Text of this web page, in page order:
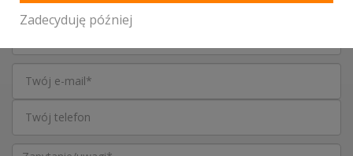
Zadecyduję później